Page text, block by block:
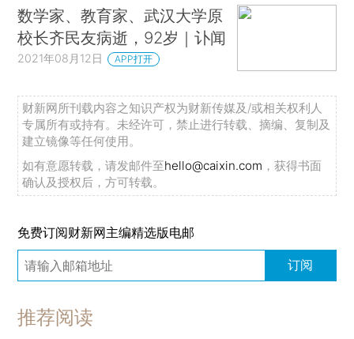
数学家、教育家、武汉大学原
校长齐民友病逝，92岁｜讣闻
2021年08月12日 APP打开
财新网所刊载内容之知识产权为财新传媒及/或相关权利人
专属所有或持有。未经许可，禁止进行转载、摘编、复制及
建立镜像等任何使用。
如有意愿转载，请发邮件至hello@caixin.com ，获得书面
确认及授权后，方可转载。
免费订阅财新网主编精选版电邮
订阅
推荐阅读